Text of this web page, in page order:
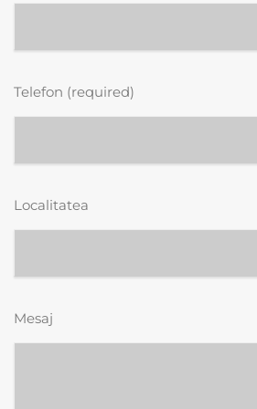
Telefon (required)
Localitatea
Mesaj